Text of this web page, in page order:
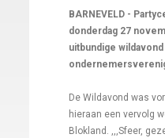
BARNEVELD -
donderdag 27
uitbundige
De Wildavond was
hieraan een vervolg
Blokland. ,,,Sfeer,